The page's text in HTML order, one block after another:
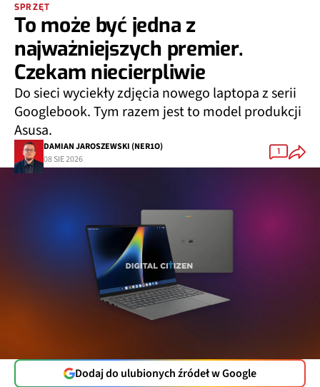
SPRZĘT
To może być jedna z
najważniejszych premier.
Czekam niecierpliwie
Do sieci wyciekły zdjęcia nowego laptopa z serii
Googlebook. Tym razem jest to model produkcji
Asusa.
DAMIAN JAROSZEWSKI (NER1O)
08 SIE 2026
1
Dodaj do ulubionych źródeł w Google